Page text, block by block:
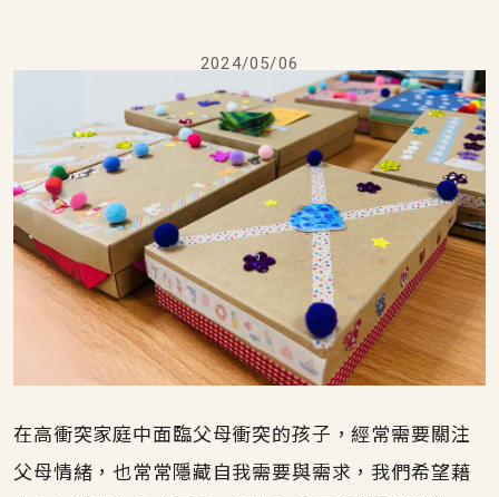
2024/05/06
在高衝突家庭中面臨父母衝突的孩子，經常需要關注
父母情緒，也常常隱藏自我需要與需求，我們希望藉